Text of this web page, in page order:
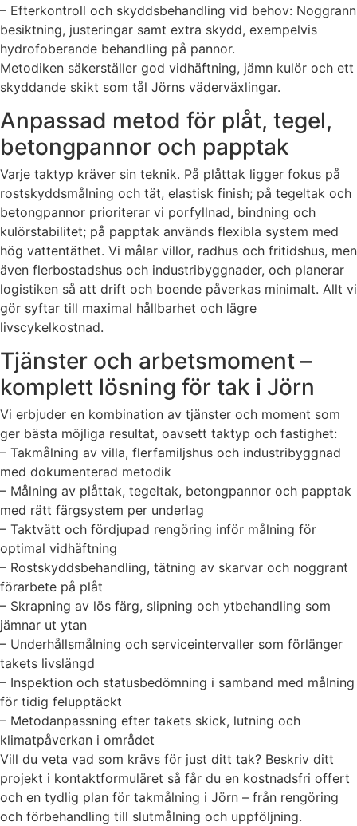
– Efterkontroll och skyddsbehandling vid behov: Noggrann
besiktning, justeringar samt extra skydd, exempelvis
hydrofoberande behandling på pannor.
Metodiken säkerställer god vidhäftning, jämn kulör och ett
skyddande skikt som tål Jörns väderväxlingar.
Anpassad metod för plåt, tegel,
betongpannor och papptak
Varje taktyp kräver sin teknik. På plåttak ligger fokus på
rostskyddsmålning och tät, elastisk finish; på tegeltak och
betongpannor prioriterar vi porfyllnad, bindning och
kulörstabilitet; på papptak används flexibla system med
hög vattentäthet. Vi målar villor, radhus och fritidshus, men
även flerbostadshus och industribyggnader, och planerar
logistiken så att drift och boende påverkas minimalt. Allt vi
gör syftar till maximal hållbarhet och lägre
livscykelkostnad.
Tjänster och arbetsmoment –
komplett lösning för tak i Jörn
Vi erbjuder en kombination av tjänster och moment som
ger bästa möjliga resultat, oavsett taktyp och fastighet:
– Takmålning av villa, flerfamiljshus och industribyggnad
med dokumenterad metodik
– Målning av plåttak, tegeltak, betongpannor och papptak
med rätt färgsystem per underlag
– Taktvätt och fördjupad rengöring inför målning för
optimal vidhäftning
– Rostskyddsbehandling, tätning av skarvar och noggrant
förarbete på plåt
– Skrapning av lös färg, slipning och ytbehandling som
jämnar ut ytan
– Underhållsmålning och serviceintervaller som förlänger
takets livslängd
– Inspektion och statusbedömning i samband med målning
för tidig felupptäckt
– Metodanpassning efter takets skick, lutning och
klimatpåverkan i området
Vill du veta vad som krävs för just ditt tak? Beskriv ditt
projekt i kontaktformuläret så får du en kostnadsfri offert
och en tydlig plan för takmålning i Jörn – från rengöring
och förbehandling till slutmålning och uppföljning.